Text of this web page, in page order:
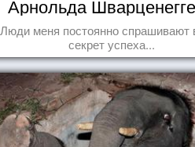
Арнольда
Люди меня постоянно спрашивают
секрет успеха...